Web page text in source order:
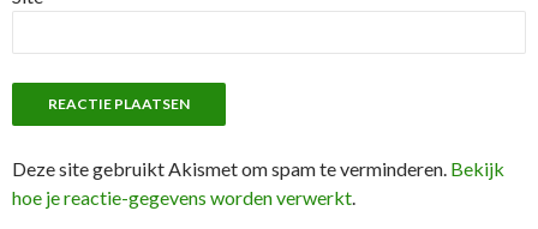
Deze site gebruikt Akismet om spam te verminderen. Bekijk
hoe je reactie-gegevens worden verwerkt.